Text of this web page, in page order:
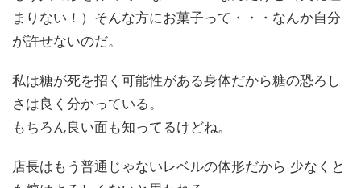
まりない！）そんな方にお菓子って・・・なんか自分
が許せないのだ。
私は糖が死を招く可能性がある身体だから糖の恐ろし
さは良く分かっている。
もちろん良い面も知ってるけどね。
店長はもう普通じゃないレベルの体形だから 少なくと